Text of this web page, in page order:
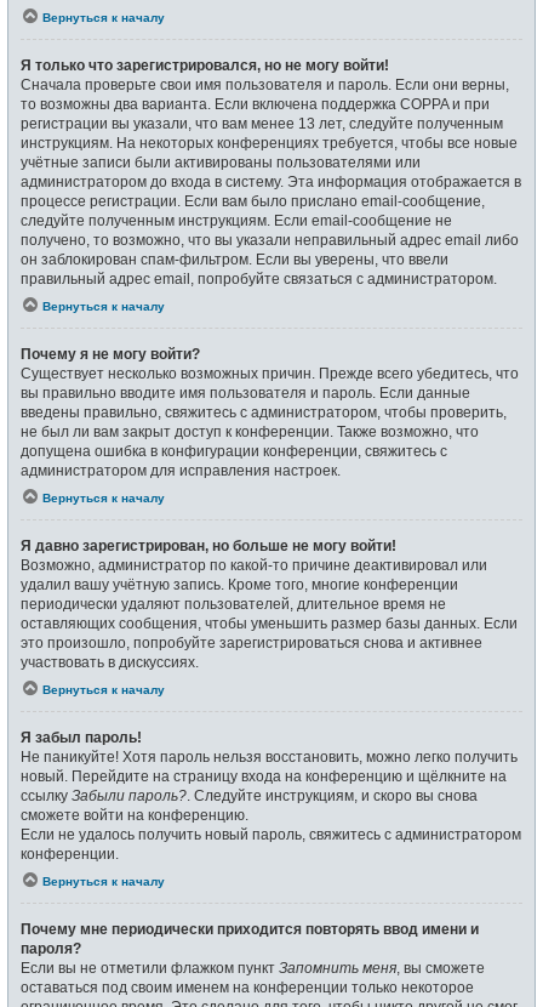
Вернуться к началу
Я только что зарегистрировался, но не могу войти!
Сначала проверьте свои имя пользователя и пароль. Если они верны,
то возможны два варианта. Если включена поддержка COPPA и при
регистрации вы указали, что вам менее 13 лет, следуйте полученным
инструкциям. На некоторых конференциях требуется, чтобы все новые
учётные записи были активированы пользователями или
администратором до входа в систему. Эта информация отображается в
процессе регистрации. Если вам было прислано email-сообщение,
следуйте полученным инструкциям. Если email-сообщение не
получено, то возможно, что вы указали неправильный адрес email либо
он заблокирован спам-фильтром. Если вы уверены, что ввели
правильный адрес email, попробуйте связаться с администратором.
Вернуться к началу
Почему я не могу войти?
Существует несколько возможных причин. Прежде всего убедитесь, что
вы правильно вводите имя пользователя и пароль. Если данные
введены правильно, свяжитесь с администратором, чтобы проверить,
не был ли вам закрыт доступ к конференции. Также возможно, что
допущена ошибка в конфигурации конференции, свяжитесь с
администратором для исправления настроек.
Вернуться к началу
Я давно зарегистрирован, но больше не могу войти!
Возможно, администратор по какой-то причине деактивировал или
удалил вашу учётную запись. Кроме того, многие конференции
периодически удаляют пользователей, длительное время не
оставляющих сообщения, чтобы уменьшить размер базы данных. Если
это произошло, попробуйте зарегистрироваться снова и активнее
участвовать в дискуссиях.
Вернуться к началу
Я забыл пароль!
Не паникуйте! Хотя пароль нельзя восстановить, можно легко получить
новый. Перейдите на страницу входа на конференцию и щёлкните на
ссылку Забыли пароль? . Следуйте инструкциям, и скоро вы снова
сможете войти на конференцию.
Если не удалось получить новый пароль, свяжитесь с администратором
конференции.
Вернуться к началу
Почему мне периодически приходится повторять ввод имени и
пароля?
Если вы не отметили флажком пункт Запомнить меня , вы сможете
оставаться под своим именем на конференции только некоторое